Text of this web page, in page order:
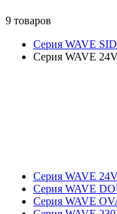
9 товаров
Серия WAVE
Серия WAVE
Серия WAVE
Серия WAVE
Серия WAVE